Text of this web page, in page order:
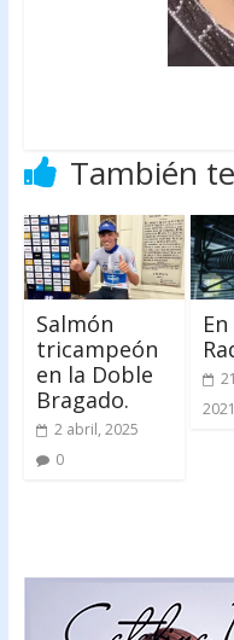
También
Salmón
tricampeón
en la Doble
Bragado.
2 abril, 2025
0
2021